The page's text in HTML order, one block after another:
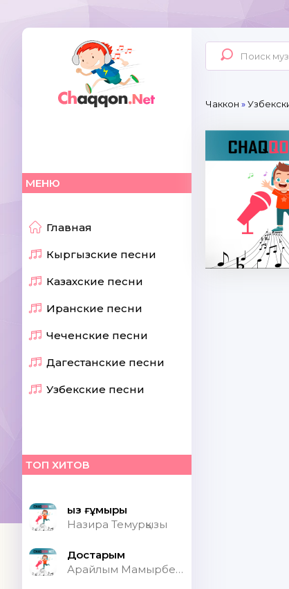
МЕНЮ
Главная
Кыргызские песни
Казахские песни
Иранские песни
Чеченские песни
Дагестанские песни
Узбекские песни
ТОП ХИТОВ
Қыз ғұмыры
Назира Темурқызы
Достарым
Арайлым Мамырбекқызы
Чаккон »